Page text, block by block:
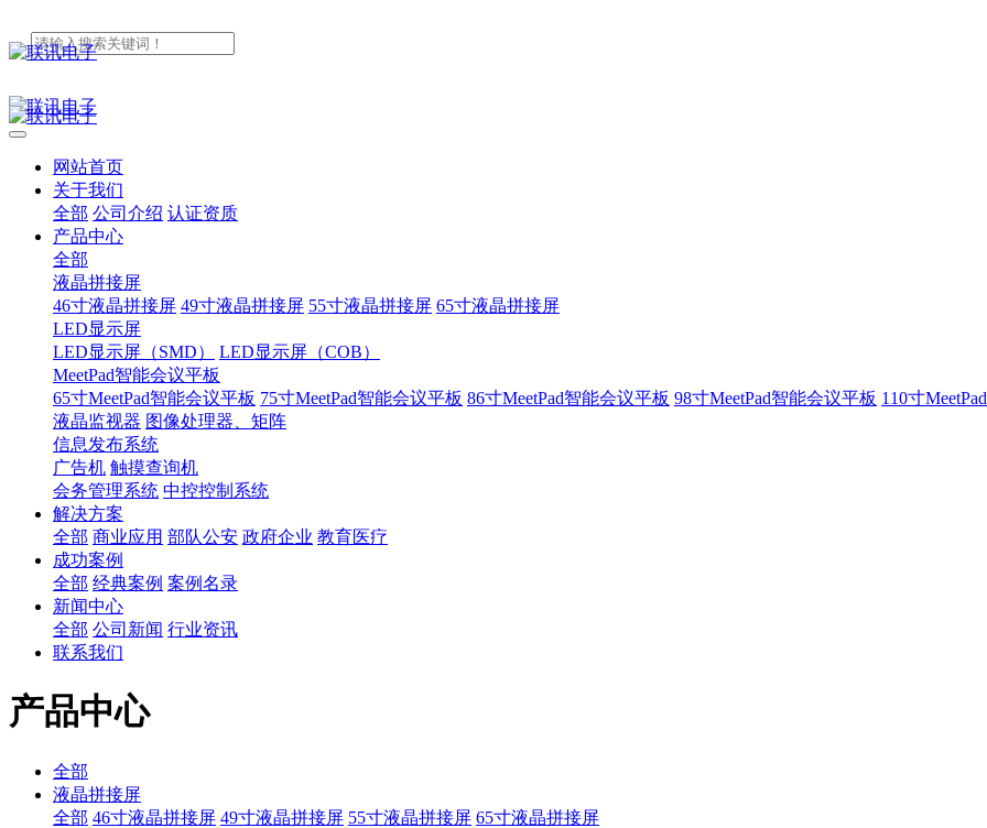
网站首页
关于我们
全部 公司介绍 认证资质
产品中心
全部
液晶拼接屏
46寸液晶拼接屏 49寸液晶拼接屏 55寸液晶拼接屏 65寸液晶拼接屏
LED显示屏
LED显示屏（SMD）
LED显示屏（COB）
MeetPad智能会议平板
65寸MeetPad智能会议平板 75寸MeetPad智能会议平板 86寸MeetPad智能会议平板 98寸MeetPad智能会议平板 110寸
液晶监视器 图像处理器、矩阵
信息发布系统
广告机 触摸查询机
会务管理系统 中控控制系统
解决方案
全部 商业应用 部队公安 政府企业 教育医疗
成功案例
全部 经典案例 案例名录
新闻中心
全部 公司新闻 行业资讯
联系我们
产品中心
全部
液晶拼接屏
全部 46寸液晶拼接屏 49寸液晶拼接屏 55寸液晶拼接屏 65寸液晶拼接屏